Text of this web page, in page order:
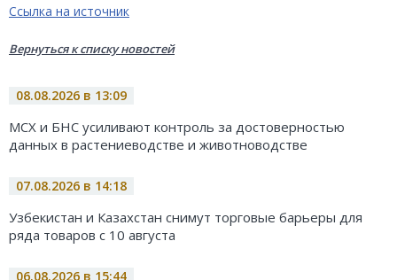
Ссылка на источник
Вернуться к списку новостей
08.08.2026 в 13:09
МСХ и БНС усиливают контроль за достоверностью
данных в растениеводстве и животноводстве
07.08.2026 в 14:18
Узбекистан и Казахстан снимут торговые барьеры для
ряда товаров с 10 августа
06.08.2026 в 15:44